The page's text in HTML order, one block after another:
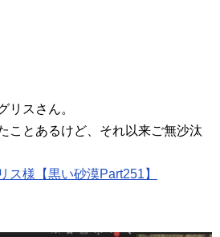
リスさん。
ことあるけど、それ以来ご無沙汰
ス様【黒い砂漠Part251】